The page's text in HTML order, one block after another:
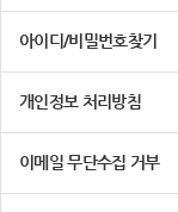
아이디/비밀번호찾기
개인정보 처리방침
이메일 무단수집 거부